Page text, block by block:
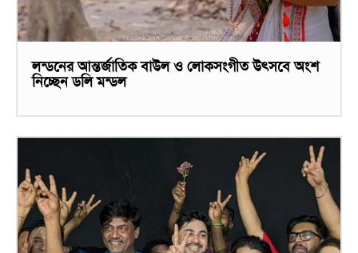
লন্ডনের আন্তর্জাতিক বাউল ও লোকসংগীত উৎসবে অংশ
নিচ্ছেন ডলি মন্ডল